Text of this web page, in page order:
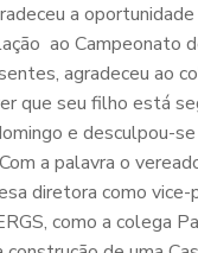
a
ao Campeonato
agradeceu ao
que seu filho está
e desculpou-
a palavra o
diretora como
como a colega